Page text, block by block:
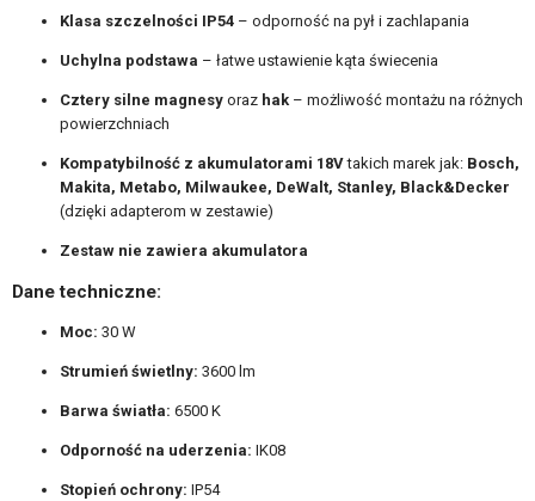
Klasa szczelności IP54 – odporność na pył i zachlapania
Uchylna podstawa – łatwe ustawienie kąta świecenia
Cztery silne magnesy oraz hak – możliwość montażu na różnych
powierzchniach
Kompatybilność z akumulatorami 18Vtakich marek jak: Bosch,
Makita, Metabo, Milwaukee, DeWalt, Stanley, Black&Decker
(dzięki adapterom w zestawie)
Zestaw nie zawiera akumulatora
Dane techniczne:
Moc: 30 W
Strumień świetlny: 3600 lm
Barwa światła: 6500 K
Odporność na uderzenia: IK08
Stopień ochrony: IP54